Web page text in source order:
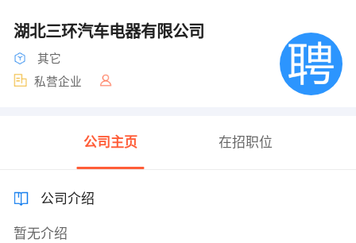
湖北三环汽车电器有限公司
其它
私营企业
公司主页 在招职位
公司介绍
暂无介绍